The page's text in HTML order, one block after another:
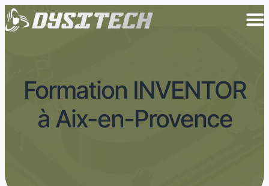
Formation INVENTOR
à Aix-en-Provence